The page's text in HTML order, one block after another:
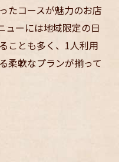
たコースが魅力のお店
ューには地域限定の日
ことも多く、1人利用
柔軟なプランが揃って